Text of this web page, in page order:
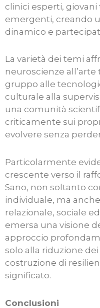
clinici esperti,
emergenti, creando
dinamico e
La varietà dei temi
neuroscienze all’arte
gruppo alle
culturale alla
una comunità
criticamente sui
evolvere senza
Particolarmente
crescente verso il
Sano, non soltanto
individuale, ma
relazionale, sociale
emersa una visione
approccio
solo alla riduzione
costruzione di
significato.
Conclusioni